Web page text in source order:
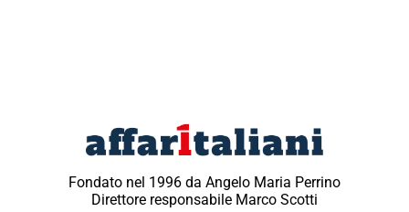
Fondato nel 1996 da Angelo Maria Perrino
Direttore responsabile Marco Scotti